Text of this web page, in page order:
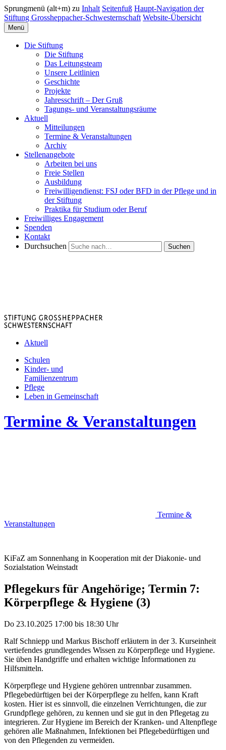
Sprungmenü (alt+m) zu Inhalt Seitenfuß Haupt-Navigation der
Stiftung Grossheppacher-Schwesternschaft Website-Übersicht
Menü
Die Stiftung
Die Stiftung
Das Leitungsteam
Unsere Leitlinien
Geschichte
Projekte
Jahresschrift – Der Gruß
Tagungs- und Veranstaltungsräume
Aktuell
Mitteilungen
Termine & Veranstaltungen
Archiv
Stellenangebote
Arbeiten bei uns
Freie Stellen
Ausbildung
Freiwilligendienst: FSJ oder BFD in der Pflege und in
der Stiftung
Praktika für Studium oder Beruf
Freiwilliges Engagement
Spenden
Kontakt
Durchsuchen
Suchen
Aktuell
Schulen
Kinder- und
Familienzentrum
Pflege
Leben in Gemeinschaft
Termine & Veranstaltungen
Termine &
Veranstaltungen
KiFaZ am Sonnenhang in Kooperation mit der Diakonie- und
Sozialstation Weinstadt
Pflegekurs für Angehörige; Termin 7:
Körperpflege & Hygiene (3)
Do 23.10.2025 17:00 bis 18:30 Uhr
Ralf Schniepp und Markus Bischoff erläutern in der 3. Kurseinheit
vertiefendes grundlegendes Wissen zu Körperpflege und Hygiene.
Sie üben Handgriffe und erhalten wichtige Informationen zu
Hilfsmitteln.
Körperpflege und Hygiene gehören untrennbar zusammen.
Pflegebedürftigen bei der Körperpflege zu helfen, kann Kraft
kosten. Hier ist es sinnvoll, die einzelnen Verrichtungen, die zur
Grundpflege gehören, zu kennen und sie gut in den Pflegetag zu
integrieren. Zur Hygiene im Bereich der Kranken- und Altenpflege
gehören alle Maßnahmen, Infektionen bei Pflegebedürftigen und
von den Pflegenden zu vermeiden.